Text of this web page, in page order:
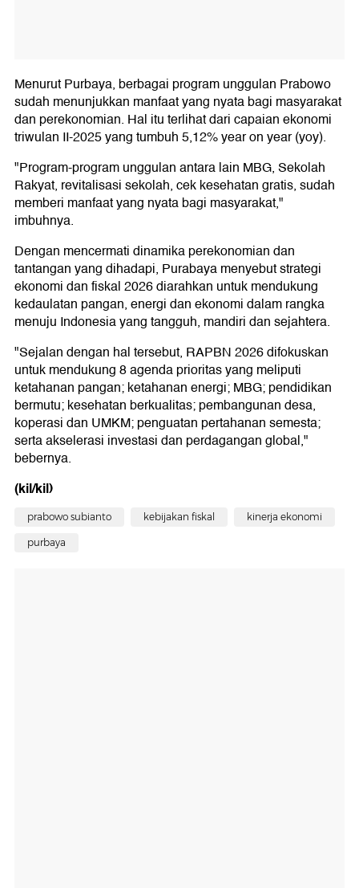
Menurut Purbaya, berbagai program unggulan Prabowo
sudah menunjukkan manfaat yang nyata bagi masyarakat
dan perekonomian. Hal itu terlihat dari capaian ekonomi
triwulan II-2025 yang tumbuh 5,12% year on year (yoy).
"Program-program unggulan antara lain MBG, Sekolah
Rakyat, revitalisasi sekolah, cek kesehatan gratis, sudah
memberi manfaat yang nyata bagi masyarakat,"
imbuhnya.
Dengan mencermati dinamika perekonomian dan
tantangan yang dihadapi, Purabaya menyebut strategi
ekonomi dan fiskal 2026 diarahkan untuk mendukung
kedaulatan pangan, energi dan ekonomi dalam rangka
menuju Indonesia yang tangguh, mandiri dan sejahtera.
"Sejalan dengan hal tersebut, RAPBN 2026 difokuskan
untuk mendukung 8 agenda prioritas yang meliputi
ketahanan pangan; ketahanan energi; MBG; pendidikan
bermutu; kesehatan berkualitas; pembangunan desa,
koperasi dan UMKM; penguatan pertahanan semesta;
serta akselerasi investasi dan perdagangan global,"
bebernya.
(kil/kil)
prabowo subianto kebijakan fiskal kinerja ekonomi
purbaya